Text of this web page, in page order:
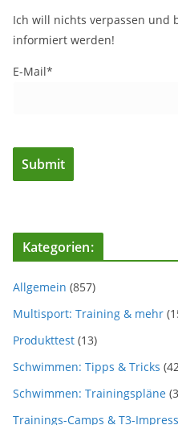
Ich will nichts verpassen und
informiert werden!
E-Mail*
Kategorien:
Allgemein (857)
Multisport: Training & mehr
Produkttest (13)
Schwimmen: Tipps & Tricks
Schwimmen: Trainingspläne
Trainings-Camps & T3-